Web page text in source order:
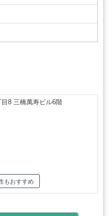
8 三橋萬寿ビル6階
もおすすめ